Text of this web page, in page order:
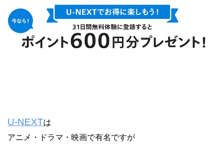
U-NEXTは
アニメ・ドラマ・映画で有名ですが